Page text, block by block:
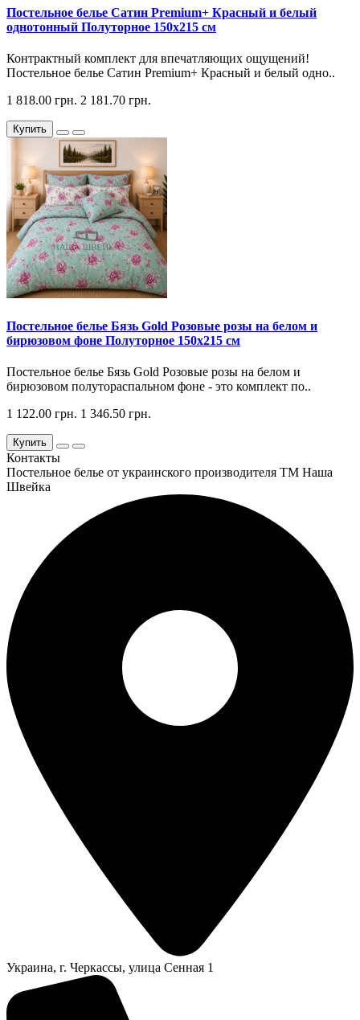
Постельное белье Сатин Premium+ Красный и белый
однотонный Полуторное 150х215 см
Контрактный комплект для впечатляющих ощущений!
Постельное белье Сатин Premium+ Красный и белый одно..
1 818.00 грн. 2 181.70 грн.
Купить
Постельное белье Бязь Gold Розовые розы на белом и
бирюзовом фоне Полуторное 150х215 см
Постельное белье Бязь Gold Розовые розы на белом и
бирюзовом полутораспальном фоне - это комплект по..
1 122.00 грн. 1 346.50 грн.
Купить
Контакты
Постельное белье от украинского производителя ТМ Наша
Швейка
Украина, г. Черкассы, улица Сенная 1